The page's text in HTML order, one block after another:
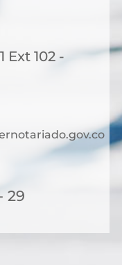
Ext 102 -
29